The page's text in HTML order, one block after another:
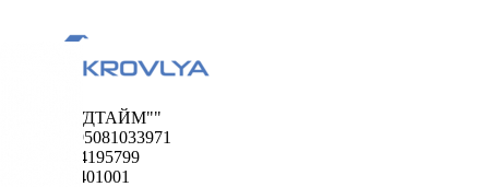
ООО "ФУДТАЙМ""
ОГРН 1195081033971
ИНН 5024195799
КПП 502401001